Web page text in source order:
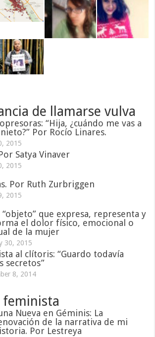
de llamarse vulva
“Hija, ¿cuándo me vas a
Por Rocío Linares.
2015
Satya Vinaver
2015
Por Ruth Zurbriggen
2015
“objeto” que expresa, representa y
el dolor físico, emocional o
de la mujer
30, 2015
al clítoris: “Guardo todavía
secretos”
8, 2014
Nueva en Géminis: La
de la narrativa de mi
Por Lestreya